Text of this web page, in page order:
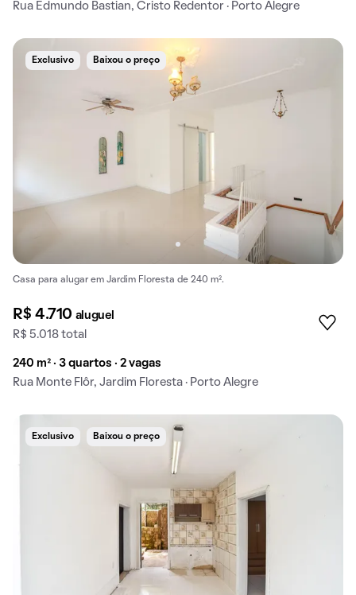
Rua Edmundo Bastian, Cristo Redentor · Porto Alegre
Exclusivo Baixou o preço
Casa para alugar em Jardim Floresta de 240 m².
R$ 4.710 aluguel
R$ 5.018 total
240 m² · 3 quartos · 2 vagas
Rua Monte Flôr, Jardim Floresta · Porto Alegre
Exclusivo Baixou o preço